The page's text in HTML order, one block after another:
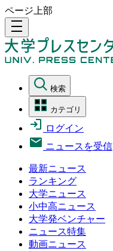
ページ上部
density_medium
検索
カテゴリ
ログイン
ニュースを受信
最新ニュース
ランキング
大学ニュース
小中高ニュース
大学発ベンチャー
ニュース特集
動画ニュース